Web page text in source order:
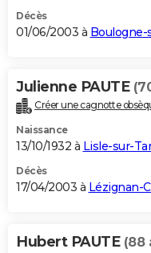
Décès
01/06/2003 à Boulogne-
Julienne PAUTE
Créer une cagnotte
Naissance
13/10/1932 à Lisle-sur-
Décès
17/04/2003 à Lézignan-
Hubert PAUTE (88